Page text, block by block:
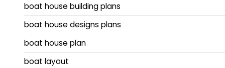
boat house building plans
boat house designs plans
boat house plan
boat layout